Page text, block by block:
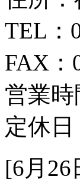
TEL：
FAX：
営業時
定休
[6月26